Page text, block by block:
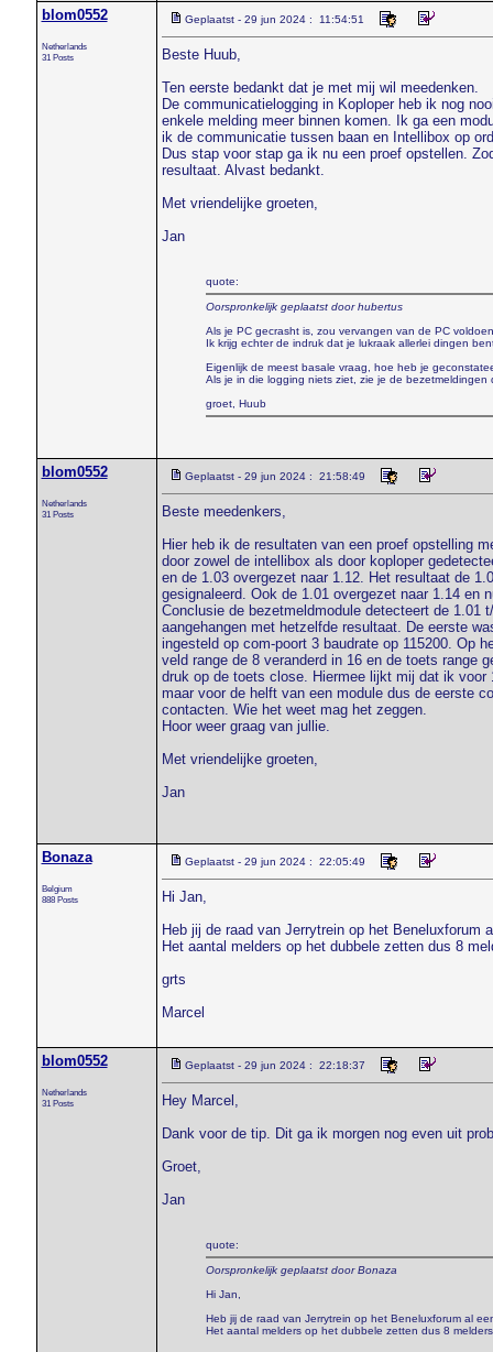
blom0552
Netherlands
31 Posts
Geplaatst - 29 jun 2024 : 11:54:51
Beste Huub,
Ten eerste bedankt dat je met mij wil meedenken.
De communicatielogging in Koploper heb ik nog
enkele melding meer binnen komen. Ik ga een
ik de communicatie tussen baan en Intellibox op
Dus stap voor stap ga ik nu een proef opstellen.
resultaat. Alvast bedankt.
Met vriendelijke groeten,
Jan
quote:
Oorspronkelijk geplaatst door hubertus
Als je PC gecrasht is, zou vervangen van de PC
Ik krijg echter de indruk dat je lukraak allerlei dingen
Eigenlijk de meest basale vraag, hoe heb je
Als je in die logging niets ziet, zie je de bezetmeldingen
groet, Huub
blom0552
Netherlands
31 Posts
Geplaatst - 29 jun 2024 : 21:58:49
Beste meedenkers,
Hier heb ik de resultaten van een proef opstelling
door zowel de intellibox als door koploper
en de 1.03 overgezet naar 1.12. Het resultaat de
gesignaleerd. Ook de 1.01 overgezet naar 1.14 en
Conclusie de bezetmeldmodule detecteert de 1.01
aangehangen met hetzelfde resultaat. De eerste
ingesteld op com-poort 3 baudrate op 115200. Op
veld range de 8 veranderd in 16 en de toets range
druk op de toets close. Hiermee lijkt mij dat ik
maar voor de helft van een module dus de eerste
contacten. Wie het weet mag het zeggen.
Hoor weer graag van jullie.
Met vriendelijke groeten,
Jan
Bonaza
Belgium
888 Posts
Geplaatst - 29 jun 2024 : 22:05:49
Hi Jan,
Heb jij de raad van Jerrytrein op het Beneluxforum
Het aantal melders op het dubbele zetten dus 8
grts
Marcel
blom0552
Netherlands
31 Posts
Geplaatst - 29 jun 2024 : 22:18:37
Hey Marcel,
Dank voor de tip. Dit ga ik morgen nog even uit
Groet,
Jan
quote:
Oorspronkelijk geplaatst door Bonaza
Hi Jan,
Heb jij de raad van Jerrytrein op het Beneluxforum al
Het aantal melders op het dubbele zetten dus 8